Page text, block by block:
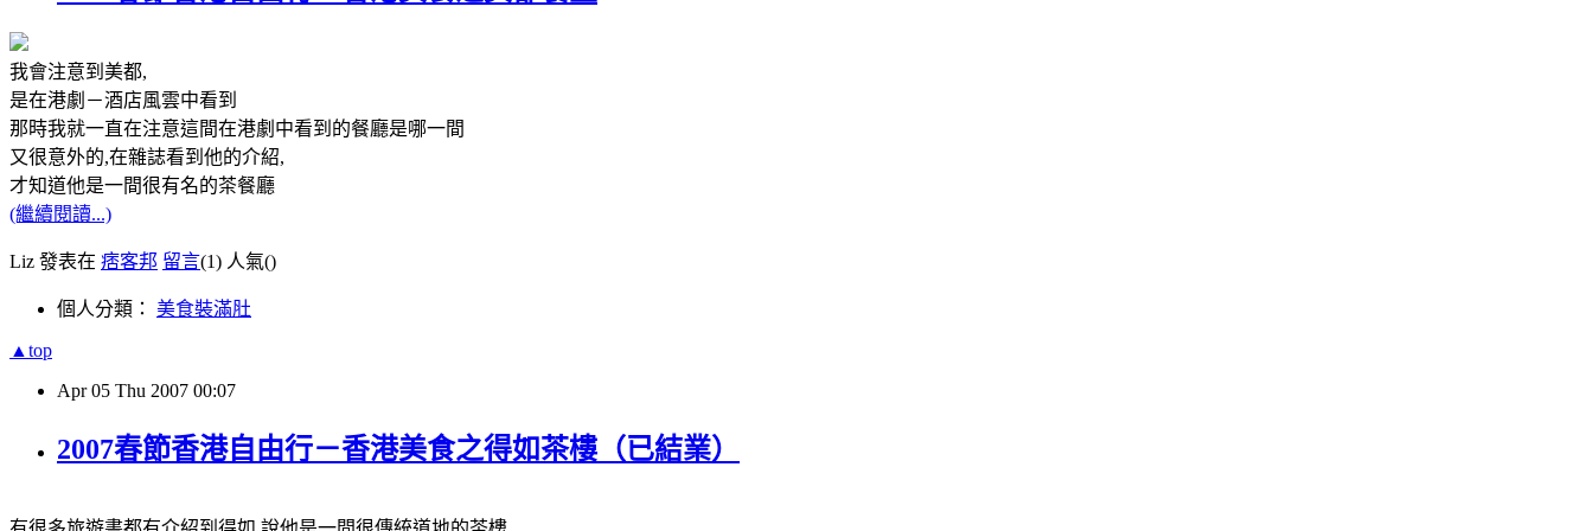
我會注意到美都,
是在港劇－酒店風雲中看到
那時我就一直在注意這間在港劇中看到的餐廳是哪一間
又很意外的,在雜誌看到他的介紹,
才知道他是一間很有名的茶餐廳
(繼續閱讀...)
Liz 發表在 痞客邦 留言(1) 人氣()
個人分類： 美食裝滿肚
▲top
Apr 05 Thu 2007 00:07
2007春節香港自由行－香港美食之得如茶樓（已結業）